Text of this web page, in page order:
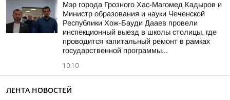
Мэр города Грозного Хас-Магомед Кадыров и
Министр образования и науки Чеченской
Республики Хож-Бауди Дааев провели
инспекционный выезд в школы столицы, где
проводится капитальный ремонт в рамках
государственной программы...
10:10
ЛЕНТА НОВОСТЕЙ